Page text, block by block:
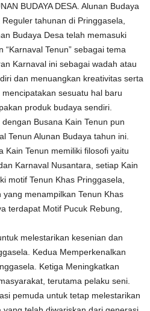
BUDAYA DESA. Alunan Budaya
tahunan di Pringgasela,
Budaya Desa telah memasuki
Tenun” sebagai tema
Karnaval ini sebagai wadah atau
dan menuangkan kreativitas serta
sesuatu hal baru
produk budaya sendiri.
Busana Kain Tenun pun
Tenun Alunan Budaya tahun ini.
Kain Tenun memiliki filosofi yaitu
Karnaval Nusantara, setiap Kain
motif Tenun Khas Pringgasela,
menampilkan Tenun Khas
terdapat Motif Pucuk Rebung,
melestarikan kesenian dan
Kedua Memperkenalkan
Ketiga Meningkatkan
terutama pelaku seni.
pemuda untuk tetap melestarikan